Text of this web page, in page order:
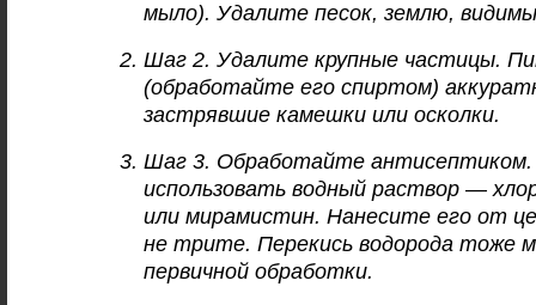
мыло). Удалите песок, землю,
Шаг 2. Удалите крупные частицы.
(обработайте его спиртом)
застрявшие камешки или осколки.
Шаг 3. Обработайте антисептиком.
использовать водный раствор —
или мирамистин. Нанесите его от
не трите. Перекись водорода тоже
первичной обработки.